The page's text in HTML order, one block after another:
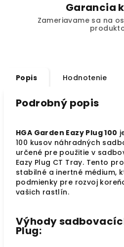
Garancia
Zameriavame sa na
Popis Hodnotenie
Podrobný popis
HGA Garden Eazy Plug 100
100 kusov náhradných
určené pre použitie v
Eazy Plug CT Tray. Tento
stabilné a inertné médium,
podmienky pre rozvoj
vašich rastlín.
Výhody
Plug: